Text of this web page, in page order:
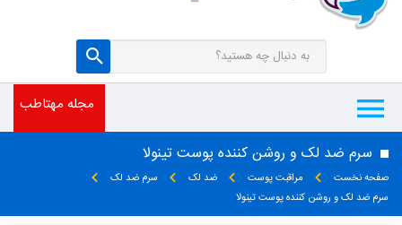
مجله مهتاطب
سرم ضد لک و روشن کننده پوست تینولا
صفحه نخست مراقبت پوست ضد لک
سرم ضد لک
سرم ضد لک و روشن کننده پوست تینولا